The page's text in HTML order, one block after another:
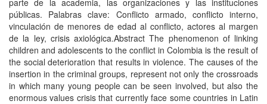
parte de la academia, las organizaciones y las instituciones
públicas. Palabras clave: Conflicto armado, conflicto interno,
vinculación de menores de edad al conflicto, actores al margen
de la ley, crisis axiológica.Abstract The phenomenon of linking
children and adolescents to the conflict in Colombia is the result of
the social deterioration that results in violence. The causes of the
insertion in the criminal groups, represent not only the crossroads
in which many young people can be seen involved, but also the
enormous values crisis that currently face some countries in Latin